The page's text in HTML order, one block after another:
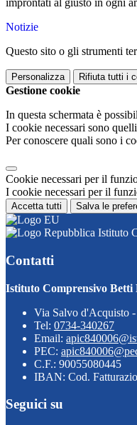
improntati al giusto in ogni
Notizie
Questo sito o gli strumenti
Personalizza Rifiuta tutti i
Gestione cookie
In questa schermata è
I cookie necessari sono
Per conoscere quali sono i
Cookie necessari per il
I cookie necessari per il
Accetta tutti Salva le
Istituto
Contatti
Istituto Comprensivo Betti
Via Salvo d'Acquisto
Tel: 0734-340267
Email:
PEC:
C.F.: 90055080445
IBAN: Cod.
Seguici su